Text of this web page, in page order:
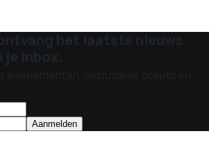
het laatste nieuws
inbox.
evenementen, exclusieve tickets en